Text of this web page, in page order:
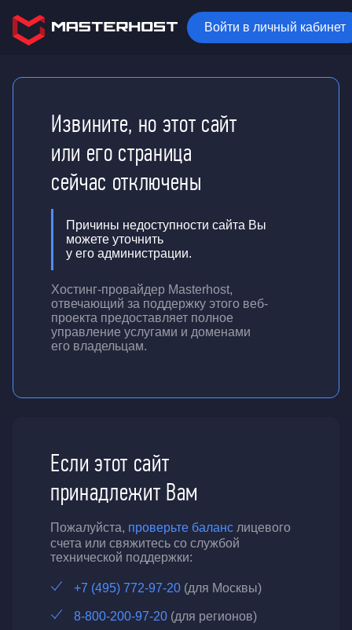
Войти в личный кабинет
Извините, но этот сайт
или его страница
сейчас отключены
Причины недоступности сайта Вы
можете уточнить
у его администрации.
Хостинг-провайдер Masterhost,
отвечающий за поддержку этого веб-
проекта предоставляет полное
управление услугами и доменами
его владельцам.
Если этот сайт
принадлежит Вам
Пожалуйста, проверьте баланс лицевого
счета или свяжитесь со службой
технической поддержки:
+7 (495) 772-97-20 (для Москвы)
8-800-200-97-20 (для регионов)